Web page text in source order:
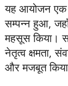
यह आयोजन एक
सम्पन्न हुआ, जहाँ
महसूस किया।
नेतृत्व क्षमता,
और मजबूत